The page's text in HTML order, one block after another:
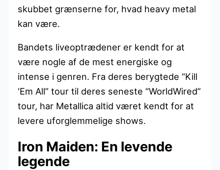
skubbet grænserne for, hvad heavy metal
kan være.
Bandets liveoptrædener er kendt for at
være nogle af de mest energiske og
intense i genren. Fra deres berygtede “Kill
‘Em All” tour til deres seneste “WorldWired”
tour, har Metallica altid været kendt for at
levere uforglemmelige shows.
Iron Maiden: En levende
legende